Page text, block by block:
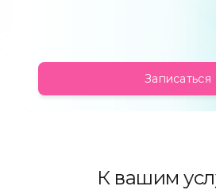
Записаться
К вашим